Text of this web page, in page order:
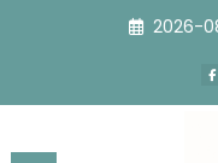
2026-